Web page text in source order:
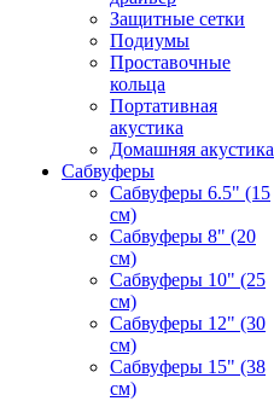
Защитные сетки
Подиумы
Проставочные
кольца
Портативная
акустика
Домашняя акустика
Сабвуферы
Сабвуферы 6.5" (15
см)
Сабвуферы 8" (20
см)
Сабвуферы 10" (25
см)
Сабвуферы 12" (30
см)
Сабвуферы 15" (38
см)